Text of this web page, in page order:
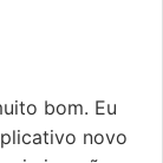
bom. Eu
novo